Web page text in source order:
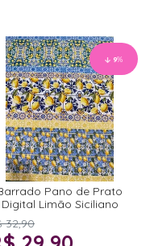
9%
Pano de Prato
Digital Limão Siciliano
32,90